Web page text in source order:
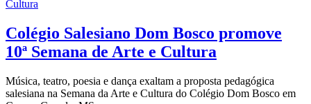
Colégio Salesiano Dom Bosco promove
10ª Semana de Arte e Cultura
Música, teatro, poesia e dança exaltam a proposta pedagógica
salesiana na Semana da Arte e Cultura do Colégio Dom Bosco em